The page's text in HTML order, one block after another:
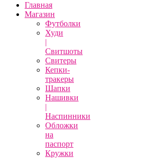
Главная
Магазин
Футболки
Худи
|
Свитшоты
Свитеры
Кепки-
тракеры
Шапки
Нашивки
|
Наспинники
Обложки
на
паспорт
Кружки